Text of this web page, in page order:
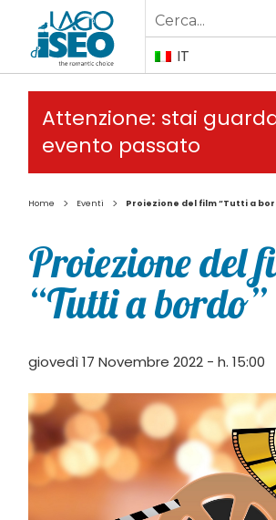
Search
for:
IT
Attenzione: stai
evento passato
Home > Eventi > Proiezione del film “Tutti a
Proiezione del
“Tutti a bordo”
giovedì 17 Novembre 2022 - h. 15:00